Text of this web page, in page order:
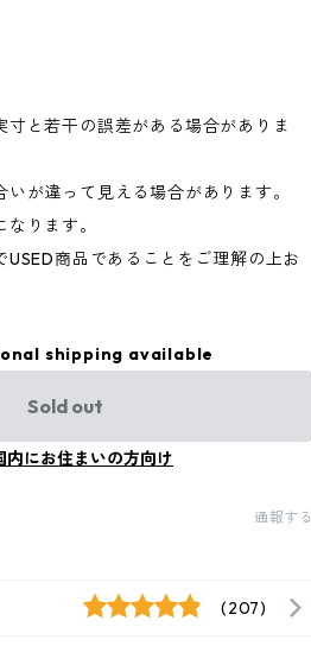
と若干の誤差がある場合がありま
が違って見える場合があります。
ります。
商品であることをご理解の上お
shipping available
Sold out
内にお住まいの方向け
通報する
(207)